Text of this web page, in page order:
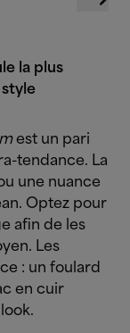
la plus
est un pari
tendance. La
une nuance
Optez pour
afin de les
Les
: un foulard
en cuir